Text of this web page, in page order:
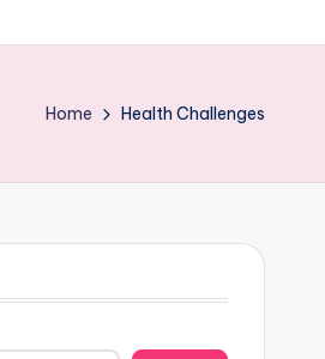
Home Health Challenges